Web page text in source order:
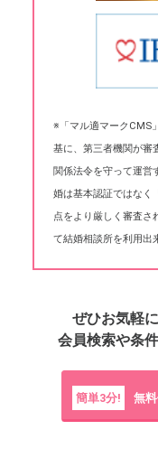
※「マル適マークCMS
基に、第三者機関が審
関係法令を守って運営
婚は基本認証ではなく
点をより厳しく審査さ
て結婚相談所を利用出
ぜひお気軽
会員検索や条
簡単3分! 無